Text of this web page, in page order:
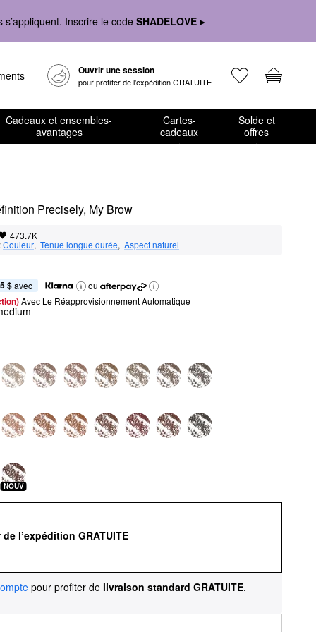
Inscrire le code SHADELOVE ▸
Ouvrir une session
pour profiter de l’expédition GRATUITE
Cadeaux et ensembles-
avantages
Cartes-
cadeaux
Solde et
offres
Precisely, My Brow
473.7K
Couleur, Tenue longue durée, Aspect naturel
$ avec
ou
Avec Le Réapprovisionnement Automatique
NOUV
l’expédition GRATUITE
pour profiter de livraison standard GRATUITE.